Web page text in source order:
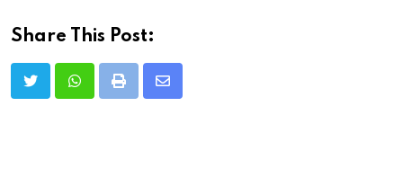
Share This Post:
Print
Share